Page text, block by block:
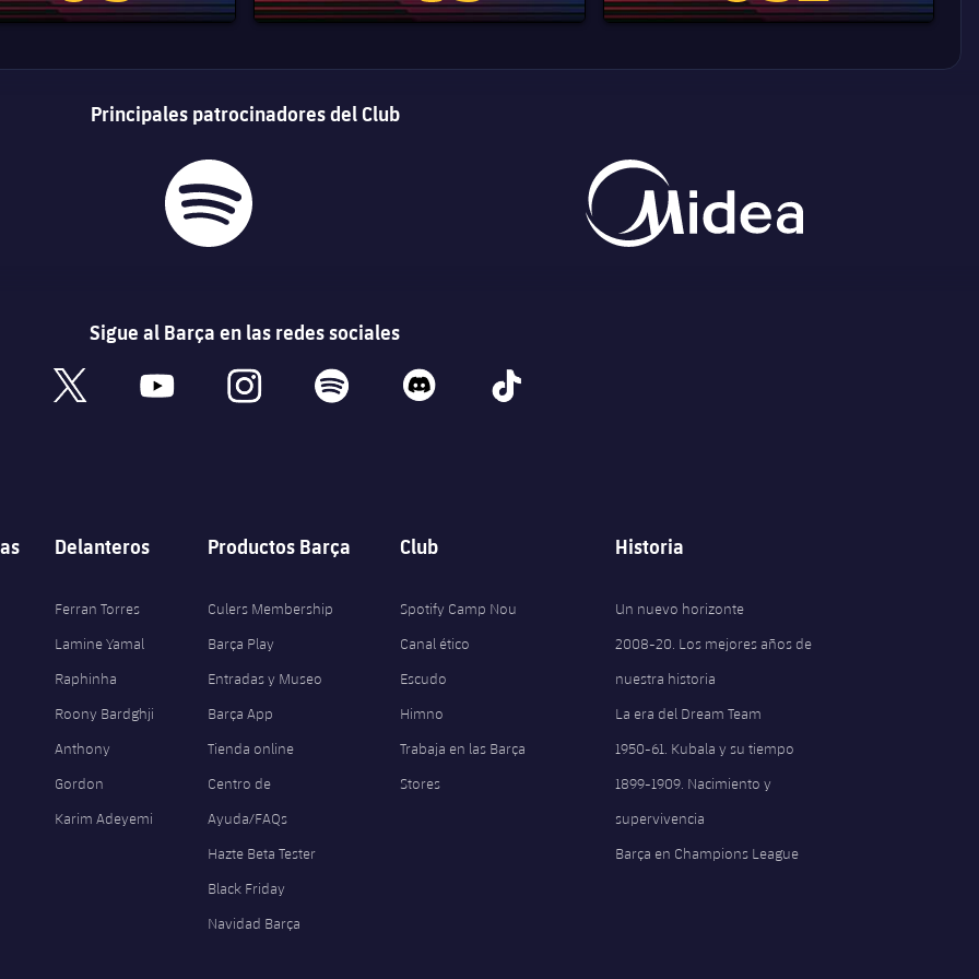
Principales patrocinadores del Club
Sigue al Barça en las redes sociales
x youtube instagram spotify discord tiktok
Delanteros
Ferran Torres
Lamine Yamal
Raphinha
Roony Bardghji
Anthony
Gordon
Karim Adeyemi
Productos Barça
Culers Membership
Barça Play
Entradas y Museo
Barça App
Tienda online
Centro de
Ayuda/FAQs
Hazte Beta Tester
Black Friday
Navidad Barça
Club
Spotify Camp Nou
Canal ético
Escudo
Himno
Trabaja en las Barça
Stores
Historia
Un nuevo horizonte
2008-20. Los mejores años de
nuestra historia
La era del Dream Team
1950-61. Kubala y su tiempo
1899-1909. Nacimiento y
supervivencia
Barça en Champions League